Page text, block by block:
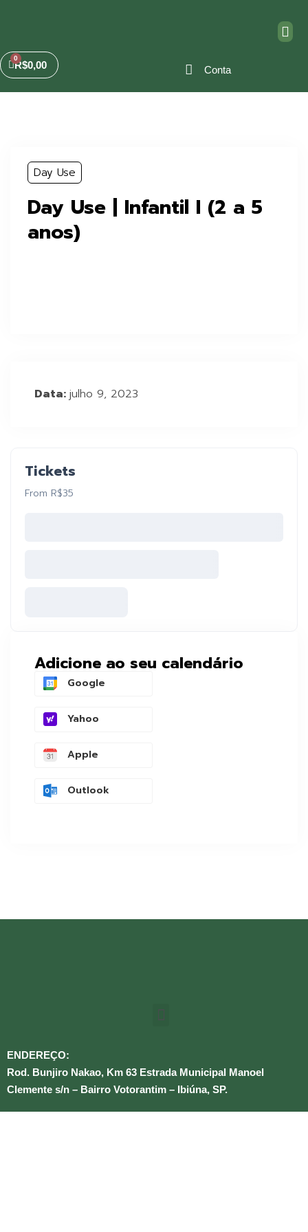
R$0,00 Conta
Day Use
Day Use | Infantil I (2 a 5
anos)
Data: julho 9, 2023
Tickets
From R$35
Adicione ao seu calendário
Google
Yahoo
Apple
Outlook
ENDEREÇO:
Rod. Bunjiro Nakao, Km 63 Estrada Municipal Manoel
Clemente s/n – Bairro Votorantim – Ibiúna, SP.